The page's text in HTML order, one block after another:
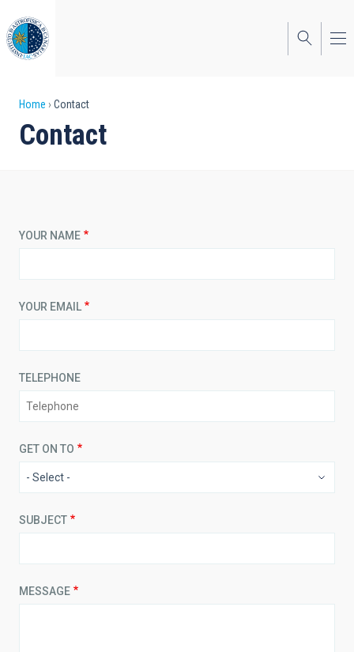
to
main
content
Breadcrumb
Home Contact
Contact
YOUR NAME
YOUR EMAIL
TELEPHONE
GET ON TO
SUBJECT
MESSAGE